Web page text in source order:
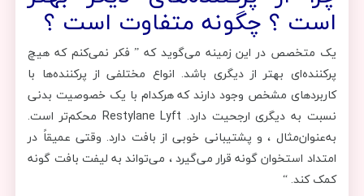
است ؟ چگونه متفاوت است ؟
یک متخصص در این زمینه می‌گوید که ” فکر نمی‌کنم که هیچ
پرکننده‌ای بهتر از دیگری باشد. انواع مختلفی از پرکننده‌ها با
کاربردهای مشخص وجود دارند که هرکدام با یک خصوصیت بدنی
نسبت به دیگری ارجحیت دارد. Restylane Lyft محکم‌تر است.
به‌عنوان‌مثال ، و پشتیبانی خوبی از بافت دارد. وقتی عمیقاً در
امتداد استخوان گونه قرار می‌گیرد ، می‌تواند به لیفت بافت گونه
کمک کند. “